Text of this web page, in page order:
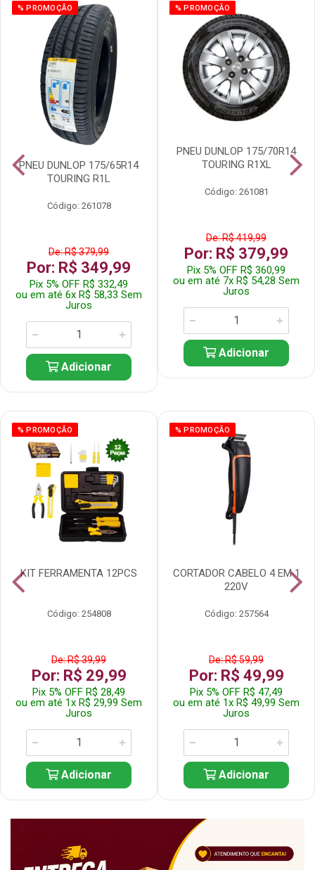
% PROMOÇÃO
PNEU DUNLOP 175/65R14
TOURING R1L
Código: 261078
De: R$ 379,99
Por: R$ 349,99
Pix 5% OFF R$ 332,49
ou em até 6x R$ 58,33 Sem
Juros
Adicionar
% PROMOÇÃO
PNEU DUNLOP 175/70R14
TOURING R1XL
Código: 261081
De: R$ 419,99
Por: R$ 379,99
Pix 5% OFF R$ 360,99
ou em até 7x R$ 54,28 Sem
Juros
Adicionar
% PROMOÇÃO
KIT FERRAMENTA 12PCS
Código: 254808
De: R$ 39,99
Por: R$ 29,99
Pix 5% OFF R$ 28,49
ou em até 1x R$ 29,99 Sem
Juros
Adicionar
% PROMOÇÃO
CORTADOR CABELO 4 EM 1
220V
Código: 257564
De: R$ 59,99
Por: R$ 49,99
Pix 5% OFF R$ 47,49
ou em até 1x R$ 49,99 Sem
Juros
Adicionar